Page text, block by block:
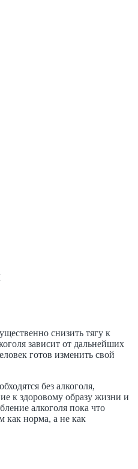
снизить тягу к
зависит от дальнейших
готов изменить свой
без алкоголя,
к здоровому образу жизни и
алкоголя пока что
как норма, а не как